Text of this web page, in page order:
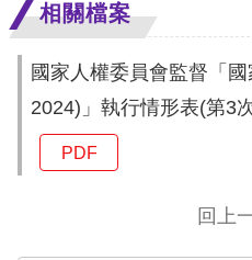
人
權
料
相關檔案
國家人權委員會監督「
2024)」執行情形表(第3
PDF
回上